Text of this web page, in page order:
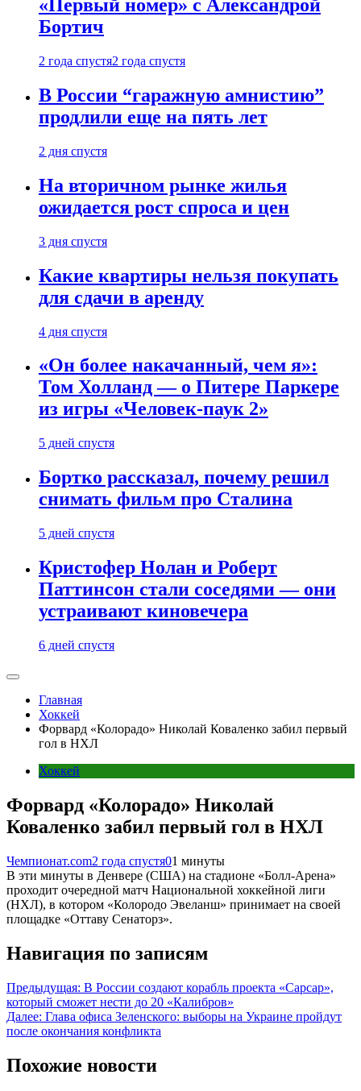
«Первый номер» с Александрой
Бортич
2 года спустя2 года спустя
В России “гаражную амнистию”
продлили еще на пять лет
2 дня спустя
На вторичном рынке жилья
ожидается рост спроса и цен
3 дня спустя
Какие квартиры нельзя покупать
для сдачи в аренду
4 дня спустя
«Он более накачанный, чем я»:
Том Холланд — о Питере Паркере
из игры «Человек-паук 2»
5 дней спустя
Бортко рассказал, почему решил
снимать фильм про Сталина
5 дней спустя
Кристофер Нолан и Роберт
Паттинсон стали соседями — они
устраивают киновечера
6 дней спустя
Главная
Хоккей
Форвард «Колорадо» Николай Коваленко забил первый
гол в НХЛ
Хоккей
Форвард «Колорадо» Николай
Коваленко забил первый гол в НХЛ
Чемпионат.com2 года спустя01 минуты
В эти минуты в Денвере (США) на стадионе «Болл-Арена»
проходит очередной матч Национальной хоккейной лиги
(НХЛ), в котором «Колородо Эвеланш» принимает на своей
площадке «Оттаву Сенаторз».
Навигация по записям
Предыдущая: В России создают корабль проекта «Сарсар»,
который сможет нести до 20 «Калибров»
Далее: Глава офиса Зеленского: выборы на Украине пройдут
после окончания конфликта
Похожие новости